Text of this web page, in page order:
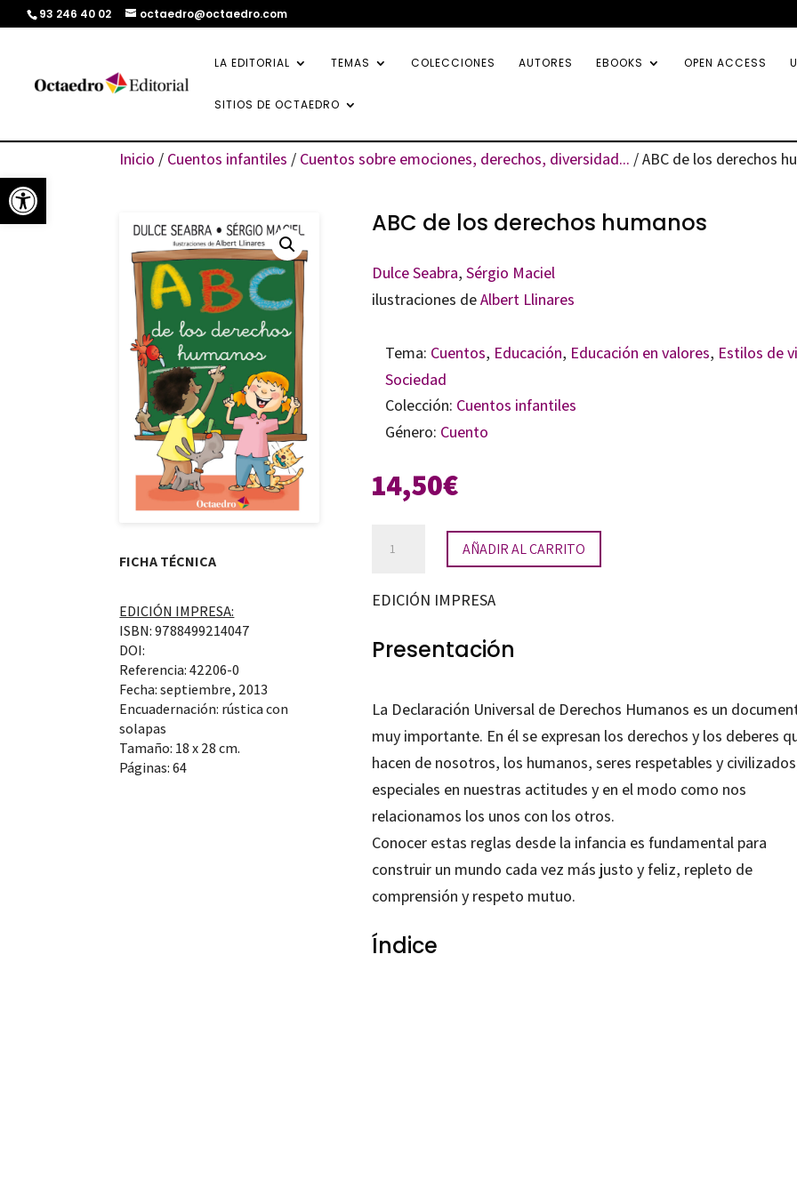
Abrir barra de herramientas
93 246 40 02 octaedro@octaedro.com
LA EDITORIAL TEMAS COLECCIONES AUTORES EBOOKS OPEN ACCESS
SITIOS DE OCTAEDRO
Inicio / Cuentos infantiles / Cuentos sobre emociones, derechos, diversidad... / ABC de los derechos
FICHA TÉCNICA
EDICIÓN IMPRESA:
ISBN: 9788499214047
DOI:
Referencia: 42206-0
Fecha: septiembre, 2013
Encuadernación: rústica con
solapas
Tamaño: 18 x 28 cm.
Páginas: 64
ABC de los derechos humanos
Dulce Seabra, Sérgio Maciel
ilustraciones deAlbert Llinares
Tema: Cuentos, Educación, Educación en valores, Estilos de
Sociedad
Colección: Cuentos infantiles
Género: Cuento
14,50€
los
humanos
AÑADIR AL CARRITO
EDICIÓN IMPRESA
Presentación
La Declaración Universal de Derechos Humanos es un
muy importante. En él se expresan los derechos y los deberes
hacen de nosotros, los humanos, seres respetables y
especiales en nuestras actitudes y en el modo como nos
relacionamos los unos con los otros.
Conocer estas reglas desde la infancia es fundamental para
construir un mundo cada vez más justo y feliz, repleto de
comprensión y respeto mutuo.
Índice